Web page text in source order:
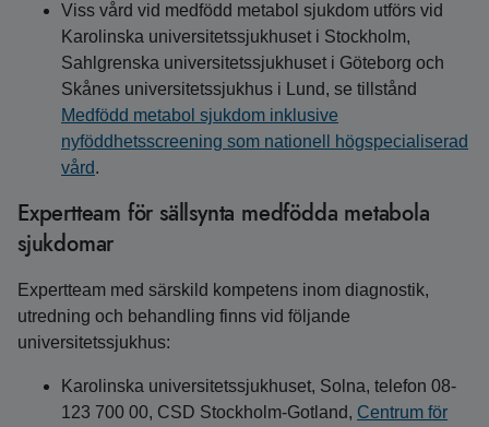
Viss vård vid medfödd metabol sjukdom utförs vid
Karolinska universitetssjukhuset i Stockholm,
Sahlgrenska universitetssjukhuset i Göteborg och
Skånes universitetssjukhus i Lund, se tillstånd
Medfödd metabol sjukdom inklusive
nyföddhetsscreening som nationell högspecialiserad
vård.
Expertteam för sällsynta medfödda metabola
sjukdomar
Expertteam med särskild kompetens inom diagnostik,
utredning och behandling finns vid följande
universitetssjukhus:
Karolinska universitetssjukhuset, Solna, telefon 08-
123 700 00, CSD Stockholm-Gotland, Centrum för